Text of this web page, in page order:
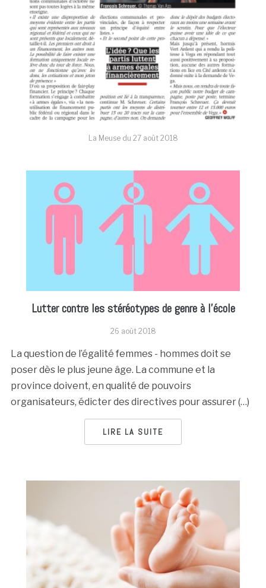
La Meuse du 27 août 2018
Lutter contre les stéréotypes de genre à l’école
26 août 2018
La question de l’égalité femmes - hommes doit se
poser dès le plus jeune âge. La commune et la
province doivent, en qualité de pouvoirs
organisateurs, édicter des directives pour assurer (…)
LIRE LA SUITE